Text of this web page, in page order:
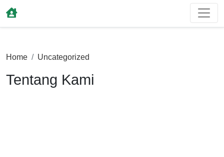
Home Uncategorized
Tentang Kami